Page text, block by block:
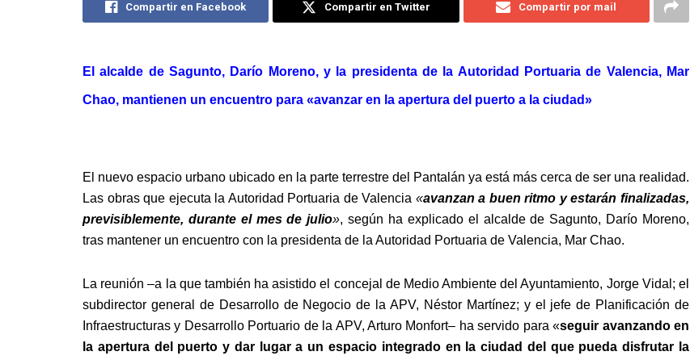
Compartir en Facebook Compartir en Twitter Compartir por mail
El alcalde de Sagunto, Darío Moreno, y la presidenta de la Autoridad Portuaria de Valencia, Mar
Chao, mantienen un encuentro para «avanzar en la apertura del puerto a la ciudad»
El nuevo espacio urbano ubicado en la parte terrestre del Pantalán ya está más cerca de ser una realidad.
Las obras que ejecuta la Autoridad Portuaria de Valencia «avanzan a buen ritmo y estarán finalizadas,
previsiblemente, durante el mes de julio», según ha explicado el alcalde de Sagunto, Darío Moreno,
tras mantener un encuentro con la presidenta de la Autoridad Portuaria de Valencia, Mar Chao.
La reunión –a la que también ha asistido el concejal de Medio Ambiente del Ayuntamiento, Jorge Vidal; el
subdirector general de Desarrollo de Negocio de la APV, Néstor Martínez; y el jefe de Planificación de
Infraestructuras y Desarrollo Portuario de la APV, Arturo Monfort– ha servido para «seguir avanzando en
la apertura del puerto y dar lugar a un espacio integrado en la ciudad del que pueda disfrutar la